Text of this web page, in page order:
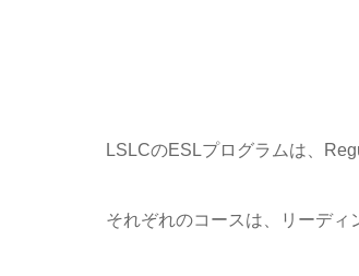
LSLCのESLプログラムは、
それぞれのコースは、リーデ